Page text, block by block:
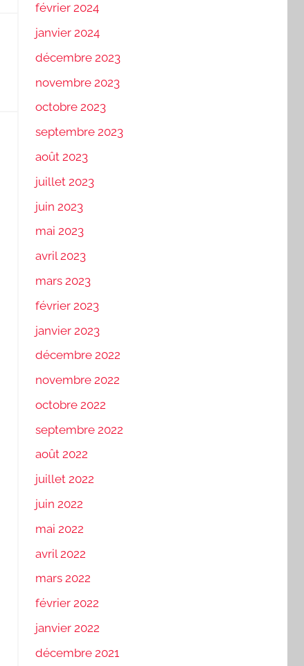
février 2024
janvier 2024
décembre 2023
novembre 2023
octobre 2023
septembre 2023
août 2023
juillet 2023
juin 2023
mai 2023
avril 2023
mars 2023
février 2023
janvier 2023
décembre 2022
novembre 2022
octobre 2022
septembre 2022
août 2022
juillet 2022
juin 2022
mai 2022
avril 2022
mars 2022
février 2022
janvier 2022
décembre 2021